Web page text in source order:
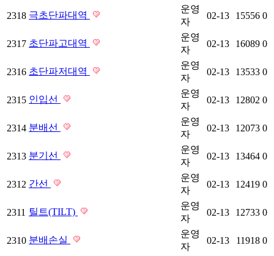
2318 극초단파대역
운영
자
02-13 15556 0
2317 초단파고대역
운영
자
02-13 16089 0
2316 초단파저대역
운영
자
02-13 13533 0
2315 인입선
운영
자
02-13 12802 0
2314 분배선
운영
자
02-13 12073 0
2313 분기선
운영
자
02-13 13464 0
2312 간선
운영
자
02-13 12419 0
2311 틸트(TILT)
운영
자
02-13 12733 0
2310 분배손실
운영
자
02-13 11918 0